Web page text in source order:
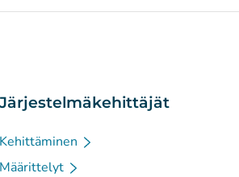
Järjestelmäkehittäjät
Kehittäminen
Määrittelyt